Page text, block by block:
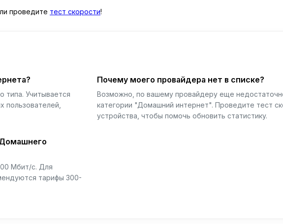
проведите тест скорости!
типа. Учитывается
пользователей,
Почему моего провайдера нет в списке?
Возможно, по вашему провайдеру еще
категории "Домашний интернет". Проведите тест
устройства, чтобы помочь обновить статистику.
Мбит/с. Для
тарифы 300-